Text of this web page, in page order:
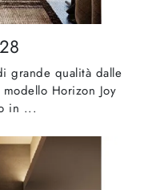
grande qualità dalle
Horizon Joy
in ...